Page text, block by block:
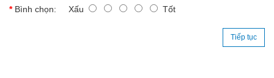
Bình chọn: Xấu Tốt
Tiếp tục